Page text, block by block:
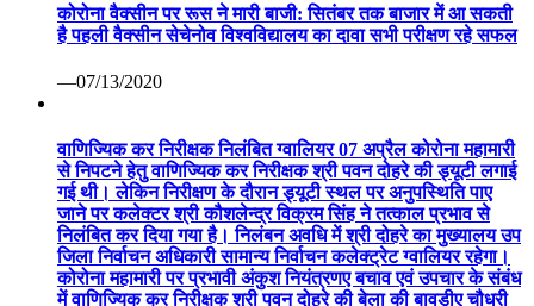
कोरोना वैक्सीन पर रूस ने मारी बाजी: सितंबर तक बाजार में आ सकती
है पहली वैक्सीन सेचेनोव विश्वविद्यालय का दावा सभी परीक्षण रहे सफल
—07/13/2020
वाणिज्यिक कर निरीक्षक निलंबित ग्वालियर 07 अप्रैल कोरोना महामारी
से निपटने हेतु वाणिज्यिक कर निरीक्षक श्री पवन दोहरे की ड्यूटी लगाई
गई थी। लेकिन निरीक्षण के दौरान ड्यूटी स्थल पर अनुपस्थिति पाए
जाने पर कलेक्टर श्री कौशलेन्द्र विक्रम सिंह ने तत्काल प्रभाव से
निलंबित कर दिया गया है। निलंबन अवधि में श्री दोहरे का मुख्यालय उप
जिला निर्वाचन अधिकारी सामान्य निर्वाचन कलेक्ट्रेट ग्वालियर रहेगा।
कोरोना महामारी पर प्रभावी अंकुश नियंत्रणए बचाव एवं उपचार के संबंध
में वाणिज्यिक कर निरीक्षक श्री पवन दोहरे की बेला की बावड़ीए चौधरी